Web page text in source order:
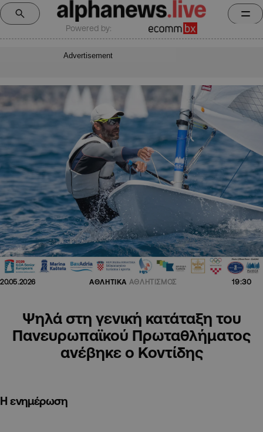
Powered by:
Advertisement
20.05.2026 ΑΘΛΗΤΙΚΑ ΑΘΛΗΤΙΣΜΟΣ 19:30
Ψηλά στη γενική κατάταξη του
Πανευρωπαϊκού Πρωταθλήματος
ανέβηκε ο Κοντίδης
Η ενημέρωση